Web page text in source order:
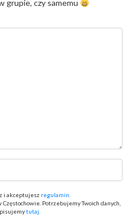
grupie, czy samemu
i akceptujesz regulamin.
Potrzebujemy Twoich danych,
tutaj.